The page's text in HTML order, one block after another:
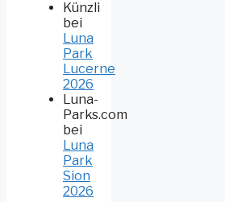
Künzli
bei
Luna
Park
Lucerne
2026
Luna-
Parks.com
bei
Luna
Park
Sion
2026